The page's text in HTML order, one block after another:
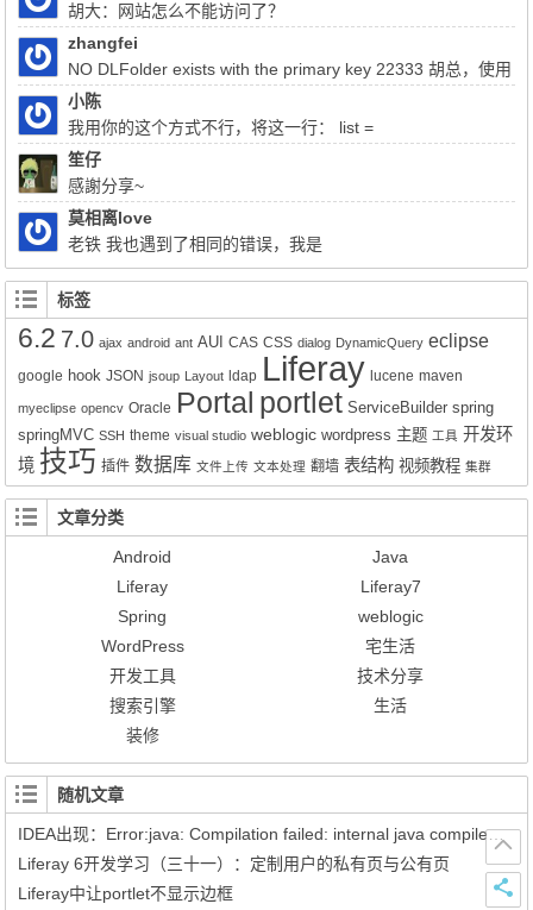
者某几个栏目的侧边栏出现这个小工具，或
胡大：网站怎么不能访问了？
zhangfei
NO DLFolder exists with the primary key 22333 胡总，使用
liferay上传文件报了这个错，该怎么解决
小陈
我用你的这个方式不行，将这一行： list =
(List)QueryUtil.list(q, getDialect(),start, end, false); 注释掉换成：
list = q.list();前面的：Query q = session.createQuery(sql); 换成
Query q = session.createSQLQuery(HQL).addEntity("这里是xx-
service.xml的名称", 类名Impl.class);就可以实现查询功能了。但是
有个问题就是只能得到该类的所有属性所对应的值，其它类的值无
法获得。比如我们的sql写联查就只能得到其中一张表的数据而不是
该SQL语句查询到的所有数据。求教该如何解决的好呢？
笙仔
感謝分享~
莫相离love
老铁 我也遇到了相同的错误，我是
Liferay7.0.4+openldap2.4报的这个错，请问你解决了吗？
标签
6.2 7.0 ajax android ant AUI CAS CSS dialog DynamicQuery eclipse
google hook JSON jsoup Layout ldap Liferay lucene maven
myeclipse opencv Oracle Portal portlet ServiceBuilder spring
springMVC SSH theme visual studio weblogic wordpress 主题 工具 开发环
境 技巧 插件 数据库 文件上传 文本处理 翻墙 表结构 视频教程 集群
文章分类
Android
Java
Liferay
Liferay7
Spring
weblogic
WordPress
宅生活
开发工具
技术分享
搜索引擎
生活
装修
随机文章
IDEA出现：Error:java: Compilation failed: internal java compiler error
Liferay 6开发学习（三十一）：定制用户的私有页与公有页
Liferay中让portlet不显示边框